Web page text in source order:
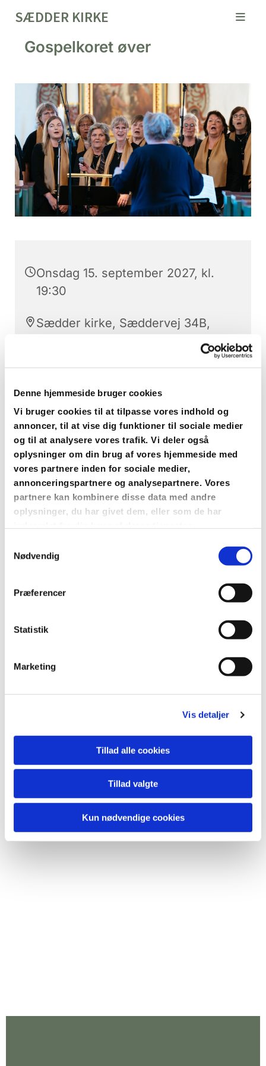
Denne hjemmeside bruger cookies
Vi bruger cookies til at tilpasse vores indhold og
annoncer, til at vise dig funktioner til sociale medier
og til at analysere vores trafik. Vi deler også
oplysninger om din brug af vores hjemmeside med
vores partnere inden for sociale medier,
annonceringspartnere og analysepartnere. Vores
partnere kan kombinere disse data med andre
oplysninger, du har givet dem, eller som de har
Nødvendig
Præferencer
Statistik
Marketing
Vis detaljer
Tillad alle cookies
Tillad valgte
Kun nødvendige cookies
SÆDDER KIRKE
Gospelkoret øver
Onsdag 15. september 2027, kl.
19:30
Sædder kirke, Sæddervej 34B,
Gospelkoret Sædder
Du vil måske også kunne
lide...